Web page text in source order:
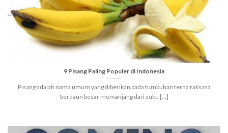
9 Pisang Paling Populer di Indonesia
Pisang adalah nama umum yang diberikan pada tumbuhan terna raksasa
berdaun besar memanjang dari suku [...]